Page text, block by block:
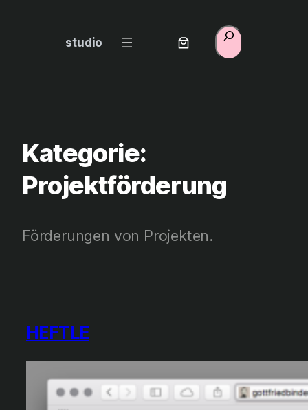
studio
Suchen
Kategorie:
Projektförderung
Förderungen von Projekten.
HEFTLE